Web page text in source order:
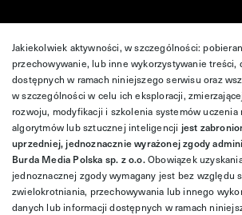
Jakiekolwiek aktywności, w szczególności:
przechowywanie, lub inne wykorzystywanie treści,
dostępnych w ramach niniejszego serwisu oraz
w szczególności w celu ich eksploracji,
rozwoju, modyfikacji i szkolenia systemów uczenia
algorytmów lub sztucznej inteligencji jest
uprzedniej, jednoznacznie wyrażonej zgody
Burda Media Polska sp. z o.o.Obowiązek
jednoznacznej zgody wymagany jest bez względu
zwielokrotniania, przechowywania lub innego
danych lub informacji dostępnych w ramach